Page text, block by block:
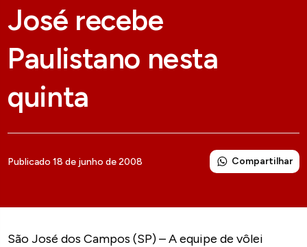
José recebe
Paulistano nesta
quinta
Publicado 18 de junho de 2008 Compartilhar
São José dos Campos (SP) – A equipe de vôlei